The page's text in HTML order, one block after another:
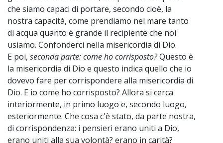
che siamo capaci di portare, secondo cioè, la
nostra capacità, come prendiamo nel mare tanto
di acqua quanto è grande il recipiente che noi
usiamo. Confonderci nella misericordia di Dio.
E poi, seconda parte: come ho corrisposto?Questo è
la misericordia di Dio e questo indica quello che io
dovevo fare per corrispondere alla misericordia di
Dio. E io come ho corrisposto? Allora si cerca
interiormente, in primo luogo e, secondo luogo,
esteriormente. Che cosa c'è stato, da parte nostra,
di corrispondenza: i pensieri erano uniti a Dio,
erano uniti alla sua volontà? erano in carità?